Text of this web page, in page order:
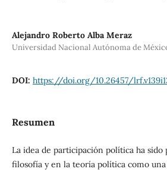
Alejandro Roberto Alba Meraz
Universidad Nacional Autónoma de
DOI: https://doi.org/10.26457/
Resumen
La idea de participación política ha sido
filosofía y en la teoría política como